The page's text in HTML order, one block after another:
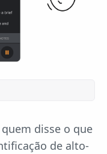
disse o que
de alto-